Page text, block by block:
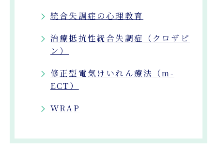
統合失調症の心理教育
治療抵抗性統合失調症（クロザピ
ン）
修正型電気けいれん療法（m-
ECT）
WRAP